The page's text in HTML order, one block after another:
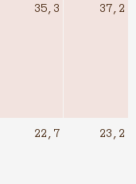
35,3 37,2
22,7 23,2